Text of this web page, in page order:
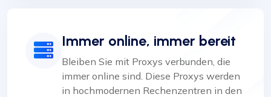
Immer online, immer bereit
Bleiben Sie mit Proxys verbunden, die
immer online sind. Diese Proxys werden
in hochmodernen Rechenzentren in den